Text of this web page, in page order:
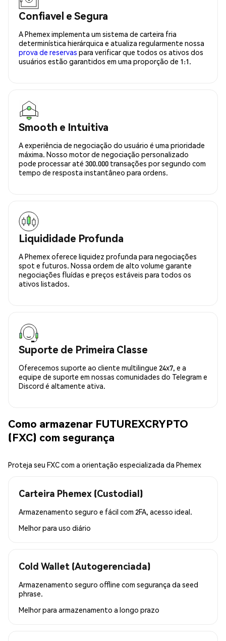
Confiavel e Segura
A Phemex implementa um sistema de carteira fria
determinística hierárquica e atualiza regularmente nossa
prova de reservas para verificar que todos os ativos dos
usuários estão garantidos em uma proporção de 1:1.
Smooth e Intuitiva
A experiência de negociação do usuário é uma prioridade
máxima. Nosso motor de negociação personalizado
pode processar até 300.000 transações por segundo com
tempo de resposta instantâneo para ordens.
Liquididade Profunda
A Phemex oferece liquidez profunda para negociações
spot e futuros. Nossa ordem de alto volume garante
negociações fluídas e preços estáveis para todos os
ativos listados.
Suporte de Primeira Classe
Oferecemos suporte ao cliente multilingue 24x7, e a
equipe de suporte em nossas comunidades do Telegram e
Discord é altamente ativa.
Como armazenar FUTUREXCRYPTO
(FXC) com segurança
Proteja seu FXC com a orientação especializada da Phemex
Carteira Phemex (Custodial)
Armazenamento seguro e fácil com 2FA, acesso ideal.
Melhor para uso diário
Cold Wallet (Autogerenciada)
Armazenamento seguro offline com segurança da seed
phrase.
Melhor para armazenamento a longo prazo